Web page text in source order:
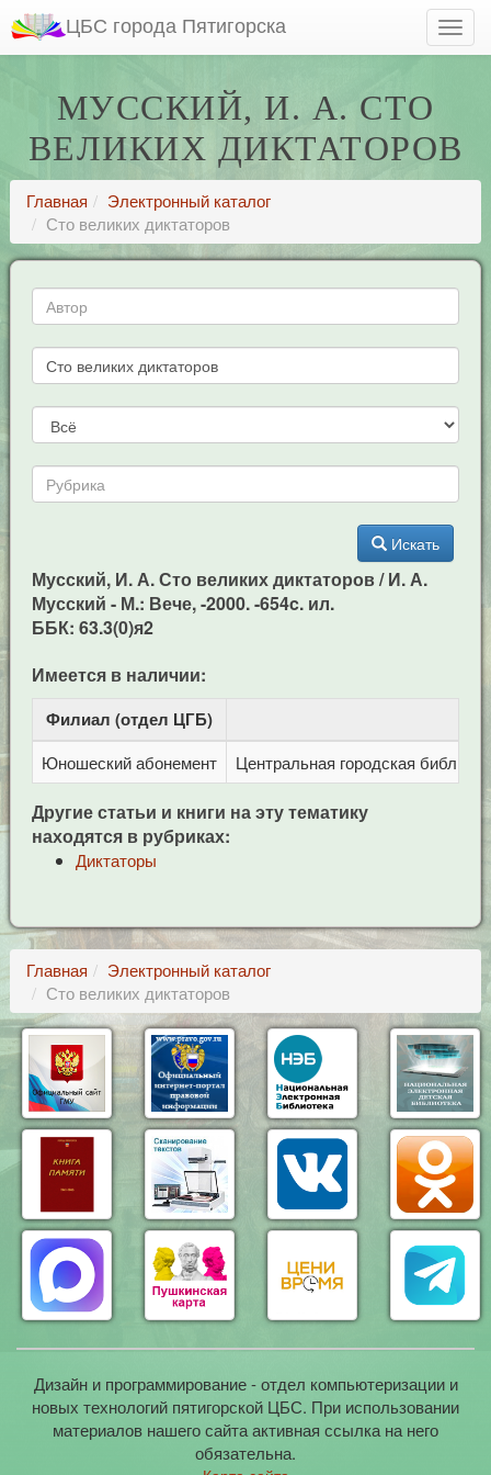
ЦБС города Пятигорска
МУССКИЙ, И. А. СТО
ВЕЛИКИХ ДИКТАТОРОВ
Главная
Электронный каталог
Сто великих диктаторов
Искать
Мусский, И. А. Сто великих диктаторов / И. А.
Мусский - М.: Вече, -2000. -654c. ил.
ББК: 63.3(0)я2
Имеется в наличии:
Филиал (отдел ЦГБ)
Юношеский абонемент Центральная городская
Другие статьи и книги на эту тематику
находятся в рубриках:
Диктаторы
Главная
Электронный каталог
Сто великих диктаторов
Дизайн и программирование - отдел компьютеризации и
новых технологий пятигорской ЦБС. При использовании
материалов нашего сайта активная ссылка на него
обязательна.